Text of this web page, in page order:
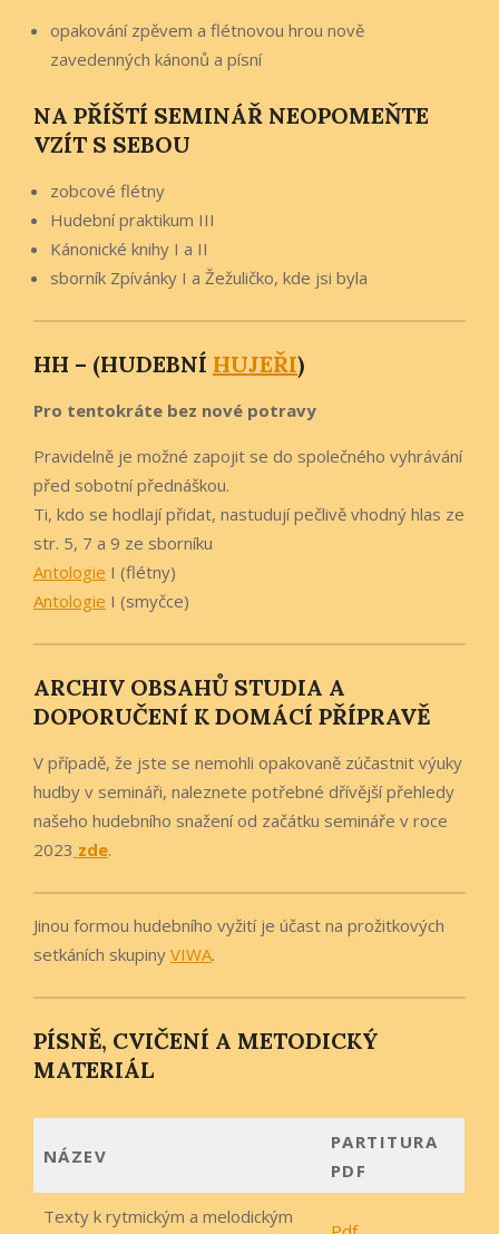
opakování zpěvem a flétnovou hrou nově
zavedenných kánonů a písní
NA PŘÍŠTÍ SEMINÁŘ NEOPOMEŇTE
VZÍT S SEBOU
zobcové flétny
Hudební praktikum III
Kánonické knihy I a II
sborník Zpívánky I a Žežuličko, kde jsi byla
HH – (HUDEBNÍ HUJEŘI)
Pro tentokráte bez nové potravy
Pravidelně je možné zapojit se do společného vyhrávání
před sobotní přednáškou.
Ti, kdo se hodlají přidat, nastudují pečlivě vhodný hlas ze
str. 5, 7 a 9 ze sborníku
Antologie I (flétny)
Antologie I (smyčce)
ARCHIV OBSAHŮ STUDIA A
DOPORUČENÍ K DOMÁCÍ PŘÍPRAVĚ
V případě, že jste se nemohli opakovaně zúčastnit výuky
hudby v semináři, naleznete potřebné dřívější přehledy
našeho hudebního snažení od začátku semináře v roce
2023 zde.
Jinou formou hudebního vyžití je účast na prožitkových
setkáních skupiny VIWA.
PÍSNĚ, CVIČENÍ A METODICKÝ
MATERIÁL
NÁZEV
PARTITURA
PDF
Texty k rytmickým a melodickým